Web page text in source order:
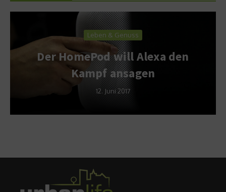
Leben & Genuss
Der HomePod will Alexa den
Kampf ansagen
12. Juni 2017